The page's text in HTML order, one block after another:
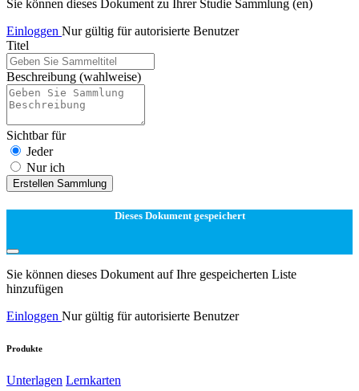
Sie können dieses Dokument zu Ihrer Studie Sammlung (en)
Einloggen Nur gültig für autorisierte Benutzer
Titel
Beschreibung (wahlweise)
Sichtbar für
Jeder
Nur ich
Erstellen Sammlung
Dieses Dokument gespeichert
Sie können dieses Dokument auf Ihre gespeicherten Liste
hinzufügen
Einloggen Nur gültig für autorisierte Benutzer
Produkte
Unterlagen Lernkarten